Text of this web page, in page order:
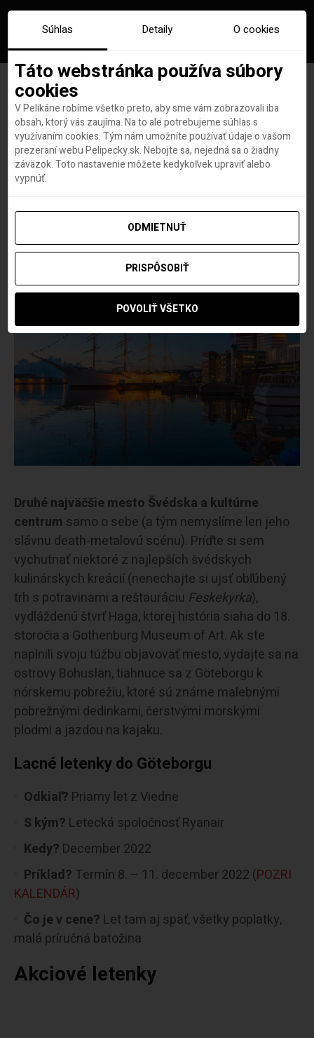
Objav Göteborg v
predvianočnom čase, máme
super lacné letenky od 38€!
autorHana Hudson 28. NOVEMBRA 2022
Druhé najväčšie mesto Švédska a kultúrne
centrum samo o sebe (a tým nemyslíme len jeho
slávnu death-metalovú scénu). Príďte si sem
vychutnať niektoré z najlepších švédskych
kulinárskych kreácií (nenechajte si ujsť obľúbený
trh s potravinami a reštauráciu Feskekyrka),
vydláždenú štvrť Haga, ktorej história siaha do 18.
storočia a Gothenburg Museum of Art. Ak ste
naplnili svoju túžbu objavovať mesto, vydajte sa na
ostrovy Bohuslän, tiahnuce sa z Göteborgu k
nórskemu pobrežiu, ktoré sú známe malebnými
pobrežnými dedinkami, čerstvými morskými
plodmi a jazdou na kajaku.
Lacné letenky do Göteborgu
Odkiaľ? Priamy let z Viedne
S kým? Letecká spoločnosť Ryanair
Kedy? December 2022
Príklad? Termín 8. – 11. december 2022 (POZRI
KALENDÁR)
Čo je v cene? Let tam aj späť, všetky poplatky,
malá príručná batožina
Akciové letenky
Súhlas Detaily O cookies
Táto webstránka používa súbory
cookies
V Pelikáne robíme všetko preto, aby sme vám zobrazovali iba
obsah, ktorý vás zaujíma. Na to ale potrebujeme súhlas s
využívaním cookies. Tým nám umožníte používať údaje o vašom
prezeraní webu Pelipecky.sk. Nebojte sa, nejedná sa o žiadny
záväzok. Toto nastavenie môžete kedykoľvek upraviť alebo
vypnúť.
ODMIETNUŤ
PRISPÔSOBIŤ
POVOLIŤ VŠETKO